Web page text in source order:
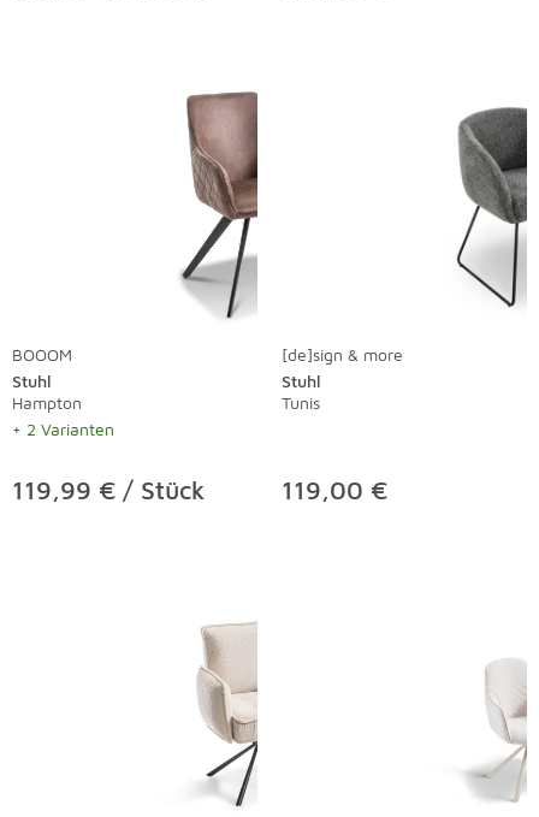
BOOOM
Stuhl
Hampton
+ 2 Varianten
119,99 € / Stück
[de]sign & more
Stuhl
Tunis
119,00 €